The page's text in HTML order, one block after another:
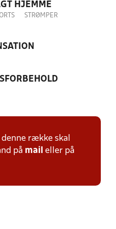
HJEMME
STRØMPER
række skal
på mail eller på